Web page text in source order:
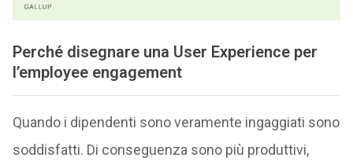
Perché disegnare una User Experience per
l’employee engagement
Quando i dipendenti sono veramente ingaggiati sono
soddisfatti. Di conseguenza sono più produttivi,